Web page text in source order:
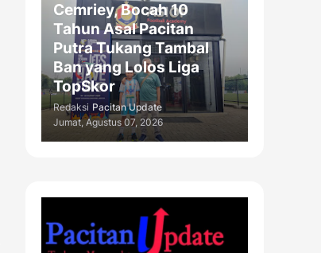
Cemriey, Bocah 10
Tahun Asal Pacitan
Putra Tukang Tambal
Ban yang Lolos Liga
TopSkor
Redaksi Pacitan Update
Jumat, Agustus 07, 2026